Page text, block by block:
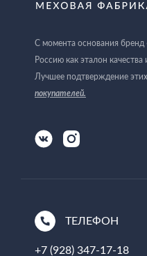
С момента основания бренд
Россию как эталон качества
Лучшее подтверждение
покупателей.
ТЕЛЕФОН
+7 (928) 347-17-18